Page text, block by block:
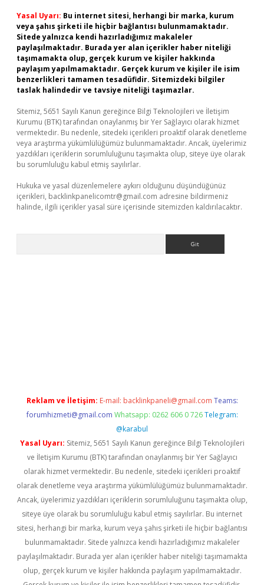
Yasal Uyarı: Bu internet sitesi, herhangi bir marka, kurum
veya şahıs şirketi ile hiçbir bağlantısı bulunmamaktadır.
Sitede yalnızca kendi hazırladığımız makaleler
paylaşılmaktadır. Burada yer alan içerikler haber niteliği
taşımamakta olup, gerçek kurum ve kişiler hakkında
paylaşım yapılmamaktadır. Gerçek kurum ve kişiler ile isim
benzerlikleri tamamen tesadüfidir. Sitemizdeki bilgiler
taslak halindedir ve tavsiye niteliği taşımazlar.
Sitemiz, 5651 Sayılı Kanun gereğince Bilgi Teknolojileri ve İletişim
Kurumu (BTK) tarafından onaylanmış bir Yer Sağlayıcı olarak hizmet
vermektedir. Bu nedenle, sitedeki içerikleri proaktif olarak denetleme
veya araştırma yükümlülüğümüz bulunmamaktadır. Ancak, üyelerimiz
yazdıkları içeriklerin sorumluluğunu taşımakta olup, siteye üye olarak
bu sorumluluğu kabul etmiş sayılırlar.
Hukuka ve yasal düzenlemelere aykırı olduğunu düşündüğünüz
içerikleri, backlinkpanelicomtr@gmail.com adresine bildirmeniz
halinde, ilgili içerikler yasal süre içerisinde sitemizden kaldırılacaktır.
Reklam ve İletişim: E-mail: backlinkpaneli@gmail.com Teams:
forumhizmeti@gmail.com Whatsapp: 0262 606 0 726 Telegram:
@karabul
Yasal Uyarı: Sitemiz, 5651 Sayılı Kanun gereğince Bilgi Teknolojileri
ve İletişim Kurumu (BTK) tarafından onaylanmış bir Yer Sağlayıcı
olarak hizmet vermektedir. Bu nedenle, sitedeki içerikleri proaktif
olarak denetleme veya araştırma yükümlülüğümüz bulunmamaktadır.
Ancak, üyelerimiz yazdıkları içeriklerin sorumluluğunu taşımakta olup,
siteye üye olarak bu sorumluluğu kabul etmiş sayılırlar. Bu internet
sitesi, herhangi bir marka, kurum veya şahıs şirketi ile hiçbir bağlantısı
bulunmamaktadır. Sitede yalnızca kendi hazırladığımız makaleler
paylaşılmaktadır. Burada yer alan içerikler haber niteliği taşımamakta
olup, gerçek kurum ve kişiler hakkında paylaşım yapılmamaktadır.